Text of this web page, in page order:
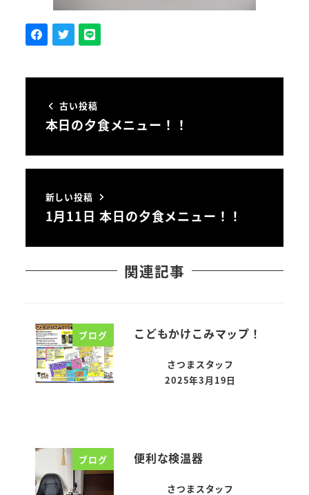
古い投稿
本日の夕食メニュー！！
新しい投稿
1月11日 本日の夕食メニュー！！
関連記事
ブログ こどもかけこみマップ！
さつまスタッフ
投稿日
2025年3月19日
ブログ 便利な検温器
さつまスタッフ